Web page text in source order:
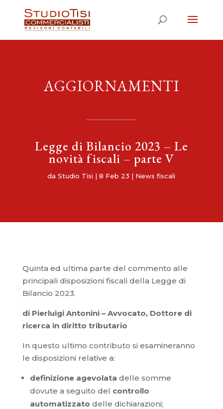
AGGIORNAMENTI
Legge di Bilancio 2023 – Le
novità fiscali – parte V
daStudio Tisi |8 Feb 23 | News fiscali
Quinta ed ultima parte del commento alle
principali disposizioni fiscali della Legge di
Bilancio 2023.
di Pierluigi Antonini – Avvocato, Dottore di
ricerca in diritto tributario
In questo ultimo contributo si esamineranno
le disposizioni relative a:
definizione agevolata delle somme
dovute a seguito del controllo
automatizzato delle dichiarazioni;